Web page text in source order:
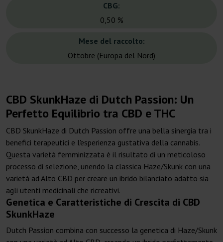
CBG:
0,50 %
Mese del raccolto:
Ottobre (Europa del Nord)
CBD SkunkHaze di Dutch Passion: Un
Perfetto Equilibrio tra CBD e THC
CBD SkunkHaze di Dutch Passion offre una bella sinergia tra i
benefici terapeutici e l'esperienza gustativa della cannabis.
Questa varietà femminizzata è il risultato di un meticoloso
processo di selezione, unendo la classica Haze/Skunk con una
varietà ad Alto CBD per creare un ibrido bilanciato adatto sia
agli utenti medicinali che ricreativi.
Genetica e Caratteristiche di Crescita di CBD
SkunkHaze
Dutch Passion combina con successo la genetica di Haze/Skunk